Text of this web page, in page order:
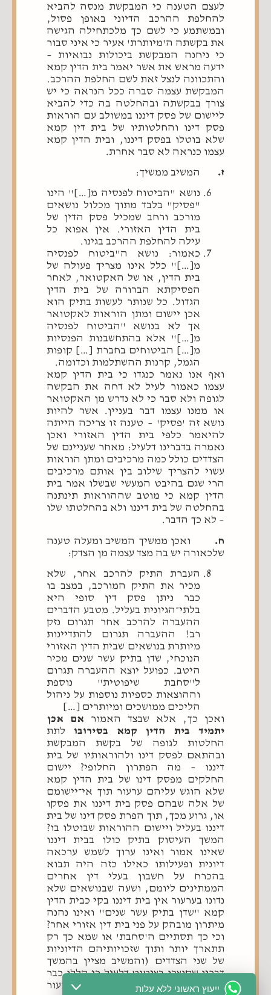
לעצם הטענה כי המבקשת מנסה להביא
להחלפת ההרכב הדיוני באופן פסול,
ובמשתמע כי לשם כך מלכתחילה הגישה
את בקשתה ה'מיותרת' אעיר כי איני סבור
כי ניחנה המבקשת ביכולות נבואיות –
ידעה מראש את אשר יאמר בית הדין קמא
והתכוונה לנצל זאת לשם החלפת ההרכב.
המבקשת עצמה סברה ככל הנראה כי יש
צורך בבקשתה ובהחלטה בה כדי להביא
ליישום של פסק דיננו במשולב עם הוראות
פסק דינו והחלטותיו של בית דין קמא
שלא בוטלו בפסק דיננו, ובית הדין קמא
עצמו כנראה לא סבר אחרת.
ז.
המשיב ממשיך:
נושא "הביטוח לפנסיה מ[…]" הינו
"פסיק" בלבד מתוך מכלול נושאים
מורכב ורחב שמכיל פסק הדין של
בית הדין האזורי. אין אפוא כל
עילה להחלפת ההרכב בגינו.
כאמור: נושא ה"ביטוח לפנסיה
מ[…]" כלל אינו מצריך פעולה של
בית הדין, או של האקטואר, לאחר
הפסיקתא הברורה של בית הדין
הגדול. כל שנותר לעשות בתיק הוא
אכן יישום ומתן הוראות לאקטואר
אך לא בנושא "הביטוח לפנסיה
מ[…]" אלא בהתחשבנות הפנסיות
מ[…] הביטוחים בחברת […] קופות
הגמל, קרנות ההשתלמות וכדומה.
ואף אנו נאמר כנגדו כי בית הדין קמא
עצמו כאמור לעיל לא דחה את הבקשה
לגופה ולא סבר כי לא נדרש מן האקטואר
או ממנו עצמו דבר בעניין. אשר להיות
נושא זה 'פסיק' – טענה זו צריכה הייתה
להיאמר כלפי בית הדין האזורי ואכן
נאמרה בדברינו דלעיל: מאחר שעניינם של
הצדדים כולל כמה מרכיבים ומתן הוראות
עשוי להצריך שילוב בין אותם מרכיבים
הרי שגם בהיבט המעשי שבשלו אמר בית
הדין קמא כי מוטב שההוראות תינתנה
בהחלטה של בית דיננו ולא בהחלטתו שלו
– לא כך הדבר.
ח. ואכן ממשיך המשיב ומעלה טענה
שלכאורה יש בה מצד עצמה מן הצדק:
העברת התיק להרכב אחר, שלא
מכיר את התיק המורכב, במצב בו
כבר ניתן פסק דין סופי היא
בלתי־הגיונית בעליל. מטבע הדברים
ההעברה להרכב אחר תגרום נזק
רב! ההעברה תגרום להתדיינות
מיותרת בנושאים שבית הדין האזורי
הנוכחי, שדן בתיק עשר שנים מכיר
היטב. כפועל יוצא ההעברה תגרום
ל"סחבת שיפוטית" נוספת
וההוצאות כספיות נוספות על ניהול
הליכים ממושכים ומיותרים […]
ואכן כך, אלא שבצד האמור אם אכן
יתמיד בית הדין קמא בסירובו לתת
החלטות לגופה של בקשת המבקשת
ובהתאם לפסק דינו ולהוראותיו של בית
דיננו – מה הפתרון החלופי? יישום
החלקים מפסק דינו של בית הדין קמא
שלא הוגש עליהם ערעור תוך אי־יישומם
של אלה שבהם פסק בית דיננו את פסקו
או, גרוע מכך, תוך הפרת פסק דינו של בית
דיננו בעליל ויישום ההוראות שבוטלו בו?
המשך העיסוק בתיק כולו בבית דיננו
שאינו אמור ואינו ערוך לשמש ערכאה
דיונית ופעילותו כאילו כזה היה תבוא
בהכרח על חשבון בעלי דין אחרים
הממתינים ליומם, ושעה שבנושאים שלא
נדונו בערעור אין בית דיננו בקי כבית הדין
קמא "שדן בתיק עשר שנים" ואינו נהנה
מיתרון מובהק על פני בית דין אזורי אחר?
וכי כך תסתיים ה'סחבת' או שמא כך רק
תתארך יותר ותוך שזכויותיהם הדיוניות
של שני הצדדים (והמשיב מציין בהמשך
דבריו שקוצרו בציטוט דלעיל כי הללו כבר
נפגעו) שכן כך יאבדו את זכות הערעור
ייעוץ ראשוני ללא עלות